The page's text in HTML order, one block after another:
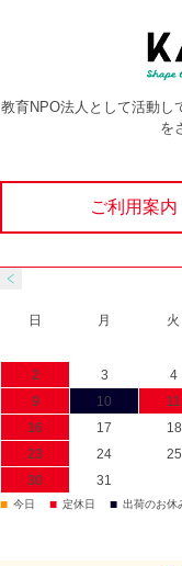
教育NPO法人として活動し
を
ご利用案内
日 月 火
2
3 4
9
10 11
16
17 18
23
24 25
30
31
■ 今日 ■ 定休日 ■ 出荷のお休